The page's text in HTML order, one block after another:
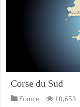
Corse du Sud
France 10,653